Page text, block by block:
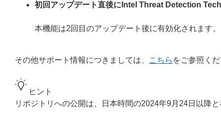
初回アップデート直後にIntel Threat Detection
本機能は2回目のアップデート後に有効化されます。
その他サポート情報につきましては、 こちら をご参照く
ヒント
リポジトリへの公開は、日本時間の2024年9月24日以降